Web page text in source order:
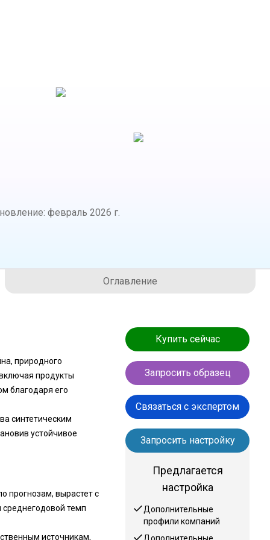
: февраль 2026 г.
Оглавление
природного
продукты
благодаря его
синтетическим
устойчивое
прогнозам, вырастет с
темп
источникам,
Купить сейчас
Запросить образец
Связаться с экспертом
Запросить настройку
Предлагается
настройка
Дополнительные
профили компаний